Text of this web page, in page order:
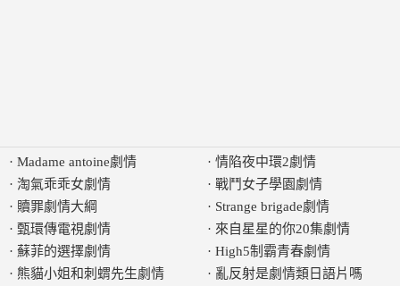
· Madame antoine劇情
· 淘氣乖乖女劇情
· 贖罪劇情大綱
· 甄環傳電視劇情
· 蘇菲的選擇劇情
· 熊貓小姐和刺蝟先生劇情
· 情陷夜中環2劇情
· 戰鬥女子學園劇情
· Strange brigade劇情
· 來自星星的你20集劇情
· High5制霸青春劇情
· 亂反射是劇情類日語片嗎